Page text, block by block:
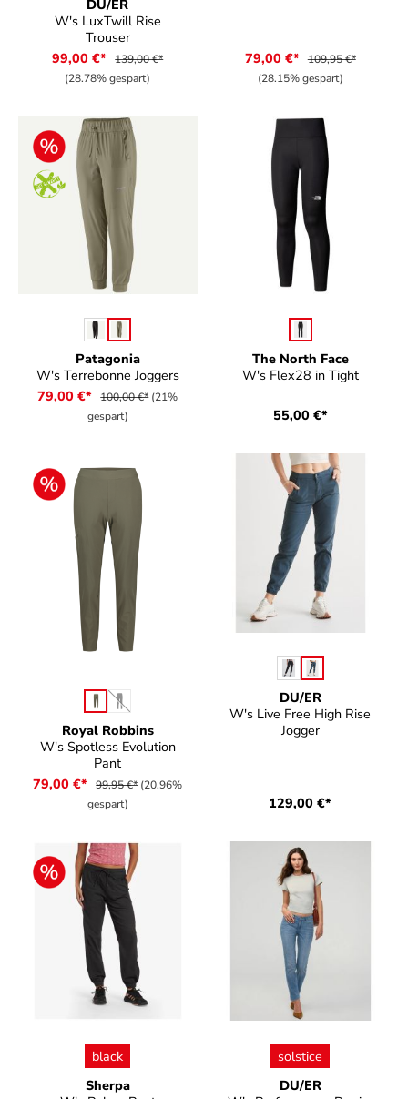
DU/ER
W's LuxTwill Rise
Trouser
99,00 €* 139,00 €*
(28.78% gespart)
79,00 €* 109,95 €*
(28.15% gespart)
Patagonia
W's Terrebonne Joggers
auswählen
79,00 €* 100,00 €* (21%
gespart)
The North Face
W's Flex28 in Tight
auswählen
55,00 €*
Royal Robbins
W's Spotless Evolution
Pant
auswählen(Diese Option ist zurzeit nicht verfügbar.)
79,00 €* 99,95 €* (20.96%
gespart)
DU/ER
W's Live Free High Rise
Jogger
auswählen
129,00 €*
Sherpa
auswählen
black
DU/ER
auswählen
solstice